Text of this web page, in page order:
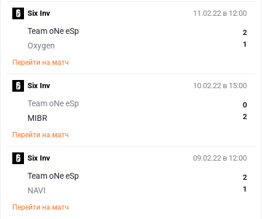
11.02.22 в 12:00
Team oNe eSp
Oxygen
2
1
Перейти на матч
Six Inv
10.02.22 в 15:00
Team oNe eSp
MIBR
0
2
Перейти на матч
Six Inv
09.02.22 в 12:00
Team oNe eSp
NAVI
2
1
Перейти на матч
Six Inv